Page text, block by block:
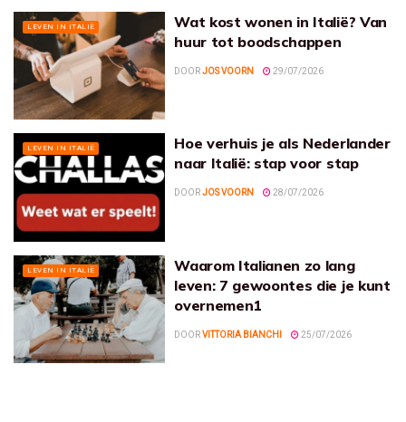
LEVEN IN ITALIË
Wat kost wonen in Italië? Van
huur tot boodschappen
DOORJOS VOORN 29/07/2026
LEVEN IN ITALIË
Hoe verhuis je als Nederlander
naar Italië: stap voor stap
DOORJOS VOORN 28/07/2026
LEVEN IN ITALIË
Waarom Italianen zo lang
leven: 7 gewoontes die je kunt
overnemen1
DOORVITTORIA BIANCHI 25/07/2026